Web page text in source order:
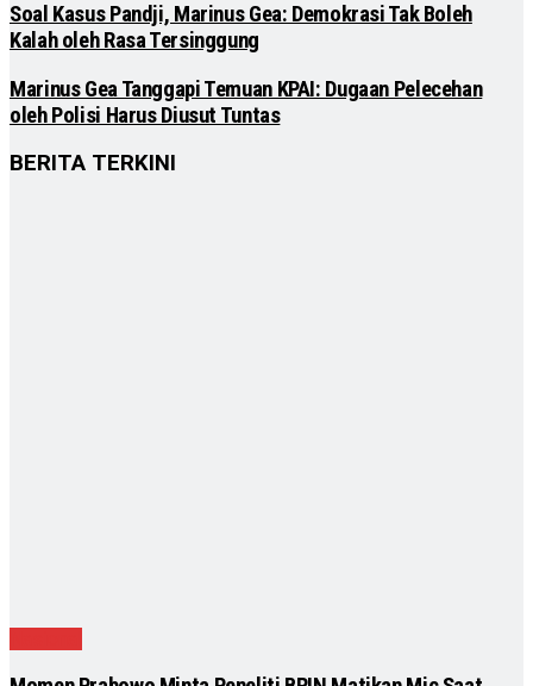
Soal Kasus Pandji, Marinus Gea: Demokrasi Tak Boleh
Kalah oleh Rasa Tersinggung
Marinus Gea Tanggapi Temuan KPAI: Dugaan Pelecehan
oleh Polisi Harus Diusut Tuntas
BERITA TERKINI